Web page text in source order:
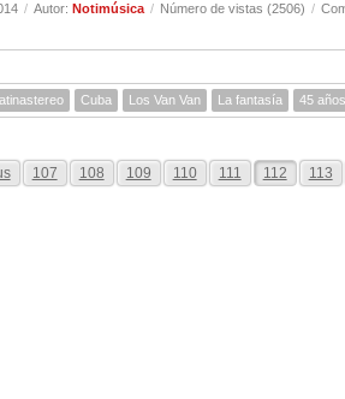
/ Autor: Notimúsica / Número de vistas (2506) /
Cuba Los Van Van La fantasía 45 años
107 108 109 110 111 112 113